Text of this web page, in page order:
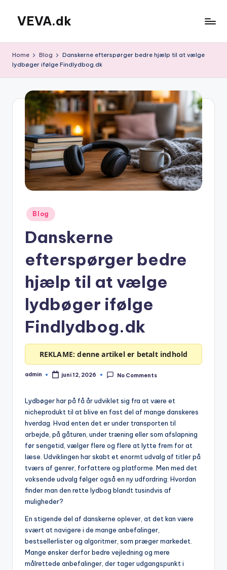
content
VEVA.dk
Home Blog
Danskerne efterspørger bedre hjælp til at vælge
lydbøger ifølge Findlydbog.dk
Posted
in
Blog
Danskerne
efterspørger bedre
hjælp til at vælge
lydbøger ifølge
Findlydbog.dk
REKLAME: denne artikel er betalt indhold
Posted
admin juni 12, 2026 No Comments
Lydbøger har på få år udviklet sig fra at være et
nicheprodukt til at blive en fast del af mange danskeres
hverdag. Hvad enten det er under transporten til
arbejde, på gåturen, under træning eller som afslapning
før sengetid, vælger flere og flere at lytte frem for at
læse. Udviklingen har skabt et enormt udvalg af titler på
tværs af genrer, forfattere og platforme. Men med det
voksende udvalg følger også en ny udfordring: Hvordan
finder man den rette lydbog blandt tusindvis af
muligheder?
En stigende del af danskerne oplever, at det kan være
svært at navigere i de mange anbefalinger,
bestsellerlister og algoritmer, som præger markedet.
Mange ønsker derfor bedre vejledning og mere
målrettede anbefalinger, der tager udgangspunkt i